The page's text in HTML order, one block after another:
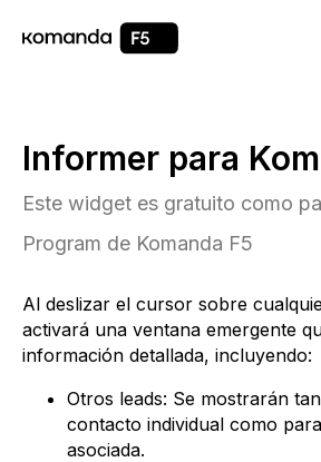
Html code will be here
Informer para
Este widget es gratuito como
Program de Komanda F5
Al deslizar el cursor sobre
activará una ventana emergente
información detallada, incluyendo:
Otros leads: Se mostrarán
contacto individual como
asociada.